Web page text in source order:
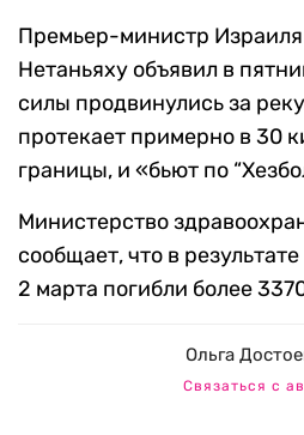
Премьер-министр
Нетаньяху объявил в
силы продвинулись за
протекает примерно в 30
границы, и «бьют по
Министерство
сообщает, что в
2 марта погибли более
Ольга
Связаться с